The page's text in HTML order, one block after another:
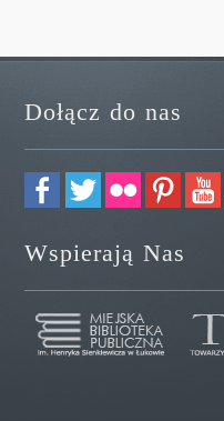
Dołącz do nas
Wspierają Nas